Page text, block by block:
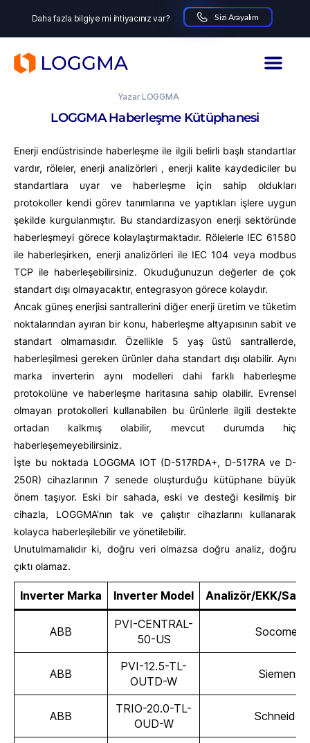
Daha fazla bilgiye mi ihtiyacınız var? Sizi Arayalım
LOGGMA Haberleşme Kütüphanesi
YazarLOGGMA
Enerji endüstrisinde haberleşme ile ilgili belirli başlı standartlar
vardır, röleler, enerji analizörleri , enerji kalite kaydediciler bu
standartlara uyar ve haberleşme için sahip oldukları
protokoller kendi görev tanımlarına ve yaptıkları işlere uygun
şekilde kurgulanmıştır. Bu standardizasyon enerji sektöründe
haberleşmeyi görece kolaylaştırmaktadır. Rölelerle IEC 61580
ile haberleşirken, enerji analizörleri ile IEC 104 veya modbus
TCP ile haberleşebilirsiniz. Okuduğunuzun değerler de çok
standart dışı olmayacaktır, entegrasyon görece kolaydır.
Ancak güneş enerjisi santrallerini diğer enerji üretim ve tüketim
noktalarından ayıran bir konu, haberleşme altyapısının sabit ve
standart olmamasıdır. Özellikle 5 yaş üstü santrallerde,
haberleşilmesi gereken ürünler daha standart dışı olabilir. Aynı
marka inverterin aynı modelleri dahi farklı haberleşme
protokolüne ve haberleşme haritasına sahip olabilir. Evrensel
olmayan protokolleri kullanabilen bu ürünlerle ilgili destekte
ortadan kalkmış olabilir, mevcut durumda hiç
haberleşemeyebilirsiniz.
İşte bu noktada LOGGMA IOT (D-517RDA+, D-517RA ve D-
250R) cihazlarının 7 senede oluşturduğu kütüphane büyük
önem taşıyor. Eski bir sahada, eski ve desteği kesilmiş bir
cihazla, LOGGMA’nın tak ve çalıştır cihazlarını kullanarak
kolayca haberleşilebilir ve yönetilebilir.
Unutulmamalıdır ki, doğru veri olmazsa doğru analiz, doğru
çıktı olamaz.
Inverter Marka Inverter Model Analizör/EKK/
ABB
PVI-CENTRAL-
50-US
Socomec
ABB
PVI-12.5-TL-
OUTD-W
Siemens
ABB
TRIO-20.0-TL-
OUD-W
Schneider